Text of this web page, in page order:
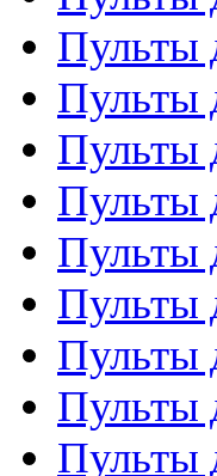
Пульты
Пульты
Пульты
Пульты
Пульты
Пульты
Пульты
Пульты
Пульты